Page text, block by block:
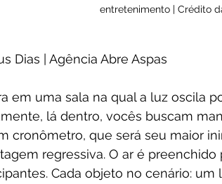
entretenimento | Crédito
Dias | Agência Abre Aspas
em uma sala na qual a luz oscila
lá dentro, vocês buscam
cronômetro, que será seu maior
regressiva. O ar é
Cada objeto no cenário: